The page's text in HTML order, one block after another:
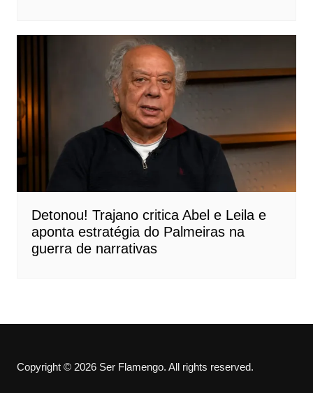
Detonou! Trajano critica Abel e Leila e
aponta estratégia do Palmeiras na
guerra de narrativas
Copyright © 2026 Ser Flamengo. All rights reserved.